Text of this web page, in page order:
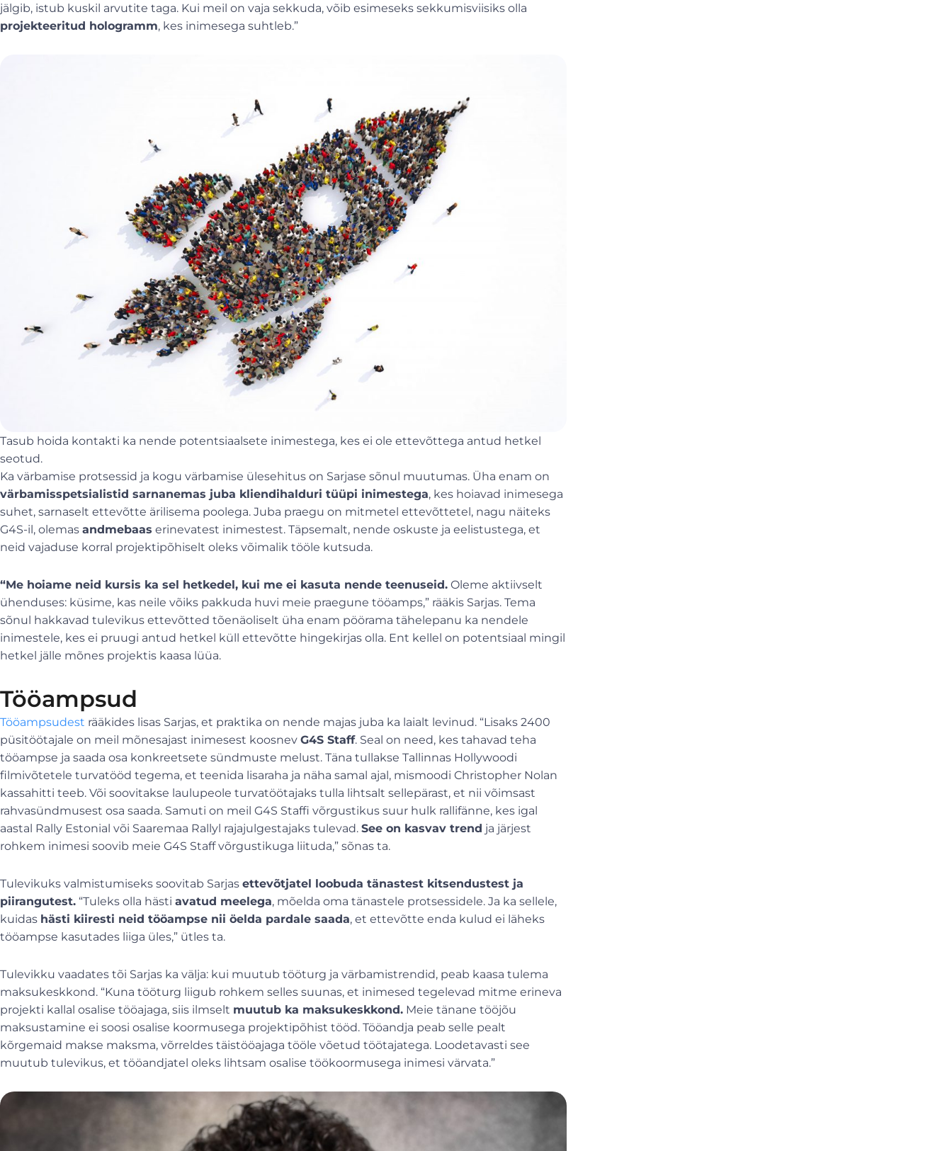
jälgib, istub kuskil arvutite taga. Kui meil on vaja sekkuda, võib esimeseks sekkumisviisiks olla
projekteeritud hologramm, kes inimesega suhtleb.”
Tasub hoida kontakti ka nende potentsiaalsete inimestega, kes ei ole ettevõttega antud hetkel
seotud.
Ka värbamise protsessid ja kogu värbamise ülesehitus on Sarjase sõnul muutumas. Üha enam on
värbamisspetsialistid sarnanemas juba kliendihalduri tüüpi inimestega, kes hoiavad inimesega
suhet, sarnaselt ettevõtte ärilisema poolega. Juba praegu on mitmetel ettevõttetel, nagu näiteks
G4S-il, olemas andmebaas erinevatest inimestest. Täpsemalt, nende oskuste ja eelistustega, et
neid vajaduse korral projektipõhiselt oleks võimalik tööle kutsuda.
“Me hoiame neid kursis ka sel hetkedel, kui me ei kasuta nende teenuseid. Oleme aktiivselt
ühenduses: küsime, kas neile võiks pakkuda huvi meie praegune tööamps,” rääkis Sarjas. Tema
sõnul hakkavad tulevikus ettevõtted tõenäoliselt üha enam pöörama tähelepanu ka nendele
inimestele, kes ei pruugi antud hetkel küll ettevõtte hingekirjas olla. Ent kellel on potentsiaal mingil
hetkel jälle mõnes projektis kaasa lüüa.
Tööampsud
Tööampsudest rääkides lisas Sarjas, et praktika on nende majas juba ka laialt levinud. “Lisaks 2400
püsitöötajale on meil mõnesajast inimesest koosnev G4S Staff. Seal on need, kes tahavad teha
tööampse ja saada osa konkreetsete sündmuste melust. Täna tullakse Tallinnas Hollywoodi
filmivõtetele turvatööd tegema, et teenida lisaraha ja näha samal ajal, mismoodi Christopher Nolan
kassahitti teeb. Või soovitakse laulupeole turvatöötajaks tulla lihtsalt sellepärast, et nii võimsast
rahvasündmusest osa saada. Samuti on meil G4S Staffi võrgustikus suur hulk rallifänne, kes igal
aastal Rally Estonial või Saaremaa Rallyl rajajulgestajaks tulevad. See on kasvav trend ja järjest
rohkem inimesi soovib meie G4S Staff võrgustikuga liituda,” sõnas ta.
Tulevikuks valmistumiseks soovitab Sarjas ettevõtjatel loobuda tänastest kitsendustest ja
piirangutest. “Tuleks olla hästi avatud meelega, mõelda oma tänastele protsessidele. Ja ka sellele,
kuidas hästi kiiresti neid tööampse nii öelda pardale saada, et ettevõtte enda kulud ei läheks
tööampse kasutades liiga üles,” ütles ta.
Tulevikku vaadates tõi Sarjas ka välja: kui muutub tööturg ja värbamistrendid, peab kaasa tulema
maksukeskkond. “Kuna tööturg liigub rohkem selles suunas, et inimesed tegelevad mitme erineva
projekti kallal osalise tööajaga, siis ilmselt muutub ka maksukeskkond. Meie tänane tööjõu
maksustamine ei soosi osalise koormusega projektipõhist tööd. Tööandja peab selle pealt
kõrgemaid makse maksma, võrreldes täistööajaga tööle võetud töötajatega. Loodetavasti see
muutub tulevikus, et tööandjatel oleks lihtsam osalise töökoormusega inimesi värvata.”